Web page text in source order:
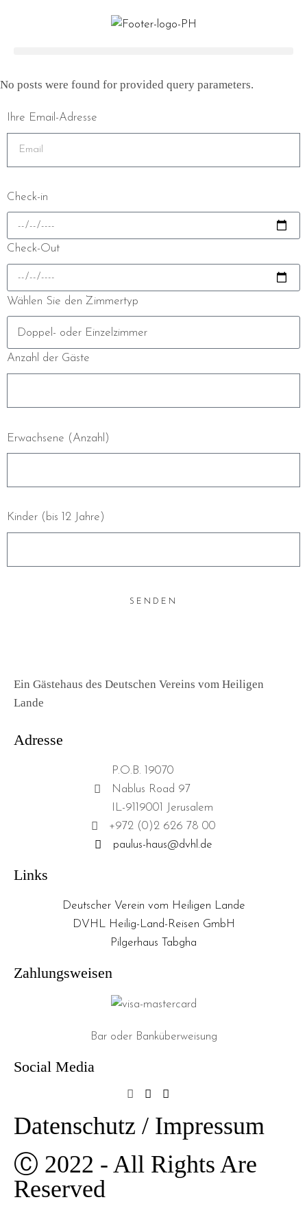
No posts were found for provided query parameters.
Ihre Email-Adresse
Check-in
Check-Out
Wählen Sie den Zimmertyp
Anzahl der Gäste
Erwachsene (Anzahl)
Kinder (bis 12 Jahre)
SENDEN
Ein Gästehaus des Deutschen Vereins vom Heiligen
Lande
Adresse
P.O.B. 19070
Nablus Road 97
IL-9119001 Jerusalem
+972 (0)2 626 78 00
paulus-haus@dvhl.de
Links
Deutscher Verein vom Heiligen Lande
DVHL Heilig-Land-Reisen GmbH
Pilgerhaus Tabgha
Zahlungsweisen
Bar oder Banküberweisung
Social Media
Datenschutz / Impressum
Ⓒ 2022 - All Rights Are
Reserved